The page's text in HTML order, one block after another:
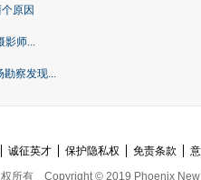
原因
影师...
勘察发现...
诚征英才 保护隐私权 免责条款
权所有 Copyright © 2019 Phoenix